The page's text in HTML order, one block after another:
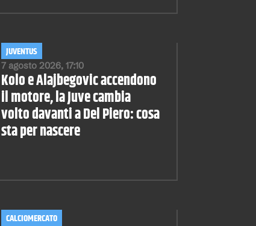
7 agosto 2026, 17:10
JUVENTUS
Kolo e Alajbegovic accendono
il motore, la Juve cambia
volto davanti a Del Piero: cosa
sta per nascere
CALCIOMERCATO